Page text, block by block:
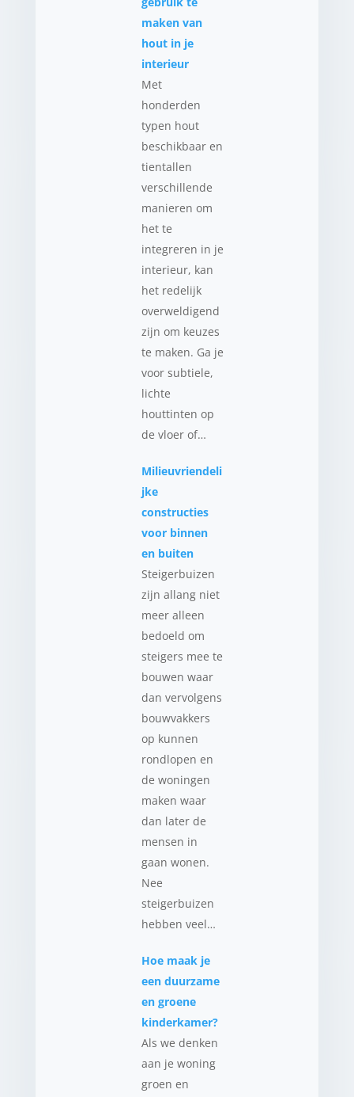
maken van
hout in je
interieur
Met
honderden
typen hout
beschikbaar en
tientallen
verschillende
manieren om
het te
integreren in je
interieur, kan
het redelijk
overweldigend
zijn om keuzes
te maken. Ga je
voor subtiele,
lichte
houttinten op
de vloer of…
Milieuvriendeli
jke
constructies
voor binnen
en buiten
Steigerbuizen
zijn allang niet
meer alleen
bedoeld om
steigers mee te
bouwen waar
dan vervolgens
bouwvakkers
op kunnen
rondlopen en
de woningen
maken waar
dan later de
mensen in
gaan wonen.
Nee
steigerbuizen
hebben veel…
Hoe maak je
een duurzame
en groene
kinderkamer?
Als we denken
aan je woning
groen en